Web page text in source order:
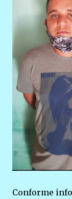
Conforme